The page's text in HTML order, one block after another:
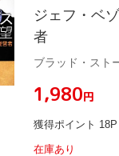
ジェフ・ベ
者
ブラッド・スト
¥1,980円
獲得ポイント 18P
在庫あり